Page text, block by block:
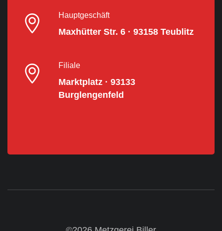
Hauptgeschäft
Maxhütter Str. 6 · 93158 Teublitz
Filiale
Marktplatz · 93133
Burglengenfeld